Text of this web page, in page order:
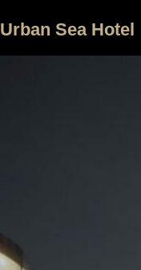
Urban Sea Hotel